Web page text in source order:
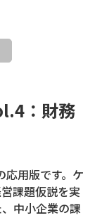
：財務
応用版です。ケ
課題仮説を実
中小企業の課